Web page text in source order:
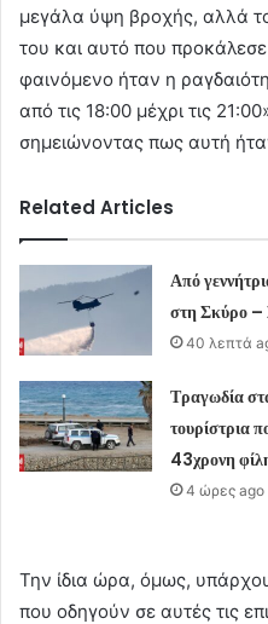
μεγάλα ύψη βροχής, αλλά το
του και αυτό που
φαινόμενο ήταν η
από τις 18:00 μέχρι τις
σημειώνοντας πως αυτή
Related Articles
Από
στη Σκύρο –
40 λεπτά
Τραγωδία
τουρίστρια
43χρονη
4 ώρες ago
Την ίδια ώρα, όμως,
που οδηγούν σε αυτές τις